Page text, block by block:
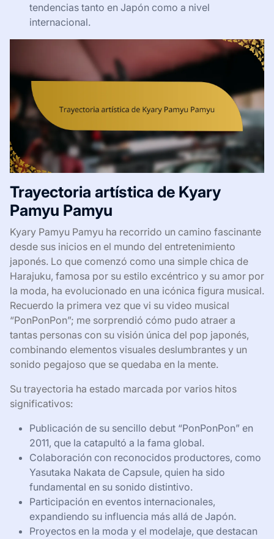
tendencias tanto en Japón como a nivel
internacional.
Trayectoria artística de Kyary
Pamyu Pamyu
Kyary Pamyu Pamyu ha recorrido un camino fascinante
desde sus inicios en el mundo del entretenimiento
japonés. Lo que comenzó como una simple chica de
Harajuku, famosa por su estilo excéntrico y su amor por
la moda, ha evolucionado en una icónica figura musical.
Recuerdo la primera vez que vi su video musical
“PonPonPon”; me sorprendió cómo pudo atraer a
tantas personas con su visión única del pop japonés,
combinando elementos visuales deslumbrantes y un
sonido pegajoso que se quedaba en la mente.
Su trayectoria ha estado marcada por varios hitos
significativos:
Publicación de su sencillo debut “PonPonPon” en
2011, que la catapultó a la fama global.
Colaboración con reconocidos productores, como
Yasutaka Nakata de Capsule, quien ha sido
fundamental en su sonido distintivo.
Participación en eventos internacionales,
expandiendo su influencia más allá de Japón.
Proyectos en la moda y el modelaje, que destacan